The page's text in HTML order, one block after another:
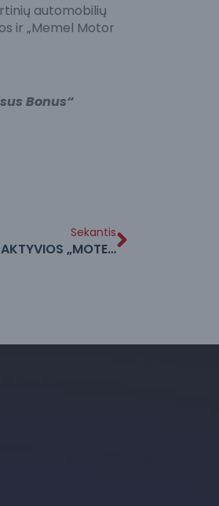
automobilių
ir „Memel Motor
Bonus“
Sekantis
KLAIPĖDIETĖS – NEĮTIKĖTINAI AKTYVIOS „MOTERŲ IŠŠŪKIO“ RALIO DALYVĖS